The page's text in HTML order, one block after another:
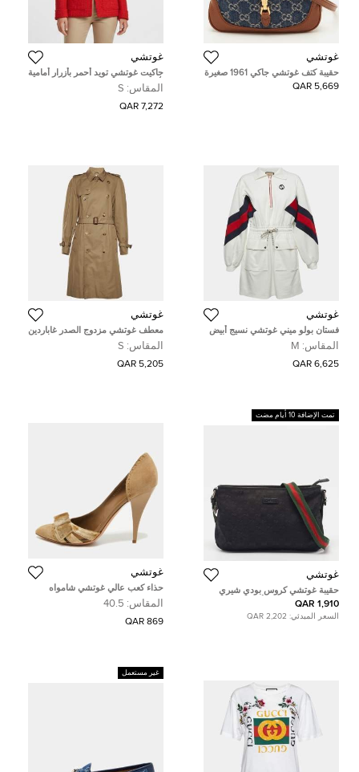
غوتشي
حقيبة كتف غوتشي جاكي 1961 صغيرة
دنيم جي جي أزرق/بني وجلد
5,669 QAR
غوتشي
جاكيت غوتشي تويد أحمر بأزرار أمامية
بأكمام طويلة مقاس صغير ( سمول )
المقاس: S
7,272 QAR
غوتشي
فستان بولو ميني غوتشي نسيج أبيض
مزين بشبكة جي متشابكة (ميديم)
المقاس: M
6,625 QAR
غوتشي
معطف غوتشي مزدوج الصدر غاباردين
بتفاصيل نمر مرصع بلون بيج مقاس
صغير (سمول)
المقاس: S
5,205 QAR
تمت الإضافة 10 أيام مضت
غوتشي
حقيبة غوتشي كروس بودي شيري
لاين كانفاس جي جي أسود
1,910 QAR
السعر المبدئي: 2,202 QAR
غوتشي
حذاء كعب عالي غوتشي شامواه
مخملي بيج ديرسي مقاس 40.5
المقاس: 40.5
869 QAR
غير مستعمل